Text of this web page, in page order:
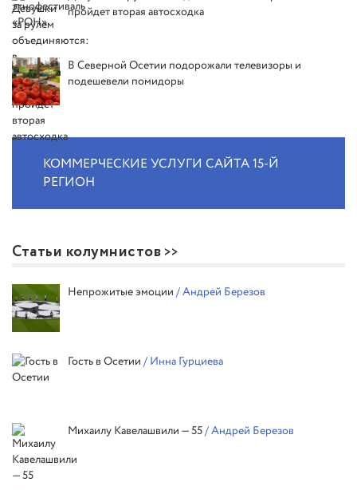
пройдет вторая автосходка
В Северной Осетии подорожали телевизоры и
подешевели помидоры
КОММЕРЧЕСКИЕ УСЛУГИ САЙТА 15-Й
РЕГИОН
Статьи колумнистов
Непрожитые эмоции / Андрей Березов
Гость в Осетии / Инна Гурциева
Михаилу Кавелашвили — 55/ Андрей Березов